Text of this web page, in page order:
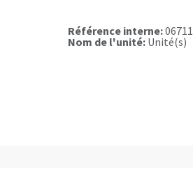
Référence interne:
Nom de l'unité: Unité(s)